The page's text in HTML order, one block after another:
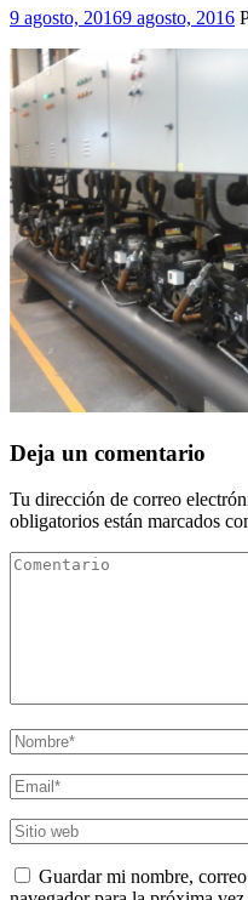
9 agosto, 20169 agosto, 2016
Deja un comentario
Tu dirección de correo
obligatorios están marcados
Guardar mi nombre,